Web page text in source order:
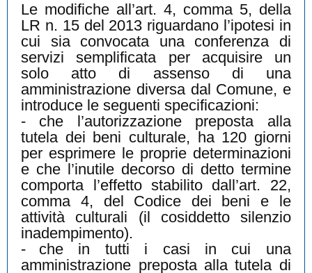
Le modifiche all’art. 4, comma 5, della
LR n. 15 del 2013 riguardano l’ipotesi in
cui sia convocata una conferenza di
servizi semplificata per acquisire un
solo atto di assenso di una
amministrazione diversa dal Comune, e
introduce le seguenti specificazioni:
-
che l’autorizzazione preposta alla
tutela dei beni culturale, ha 120 giorni
per esprimere le proprie determinazioni
e che l’inutile decorso di detto termine
comporta l’effetto stabilito dall’art. 22,
comma 4, del Codice dei beni e le
attività culturali (il cosiddetto silenzio
inadempimento).
-
che in tutti i casi in cui una
amministrazione preposta alla tutela di